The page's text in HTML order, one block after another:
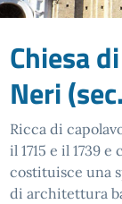
Chiesa
Neri
Ricca di
il 1715 e il 1739 e
costituisce una
di architettura